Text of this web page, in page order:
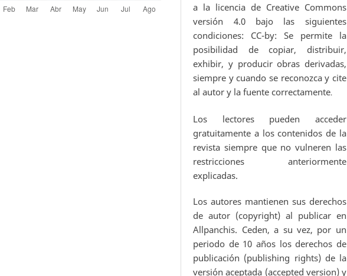
a la licencia de Creative Commons
versión 4.0 bajo las siguientes
condiciones: CC-by: Se permite la
posibilidad de copiar, distribuir,
exhibir, y producir obras derivadas,
siempre y cuando se reconozca y cite
al autor y la fuente correctamente.
Los lectores pueden acceder
gratuitamente a los contenidos de la
revista siempre que no vulneren las
restricciones anteriormente
explicadas.
Los autores mantienen sus derechos
de autor (copyright) al publicar en
Allpanchis. Ceden, a su vez, por un
periodo de 10 años los derechos de
publicación (publishing rights) de la
versión aceptada (accepted version) y